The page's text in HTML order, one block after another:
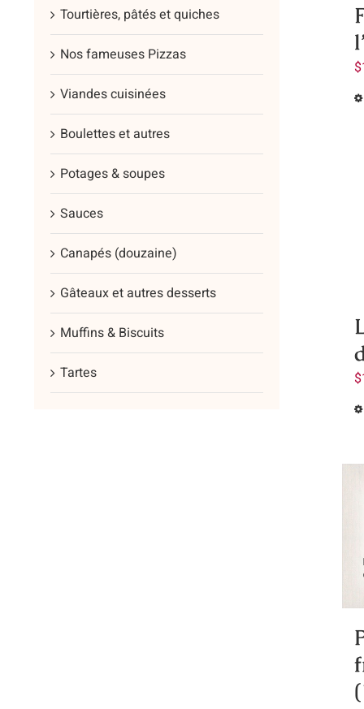
$
$
Tourtières, pâtés et quiches
Nos fameuses Pizzas
Viandes cuisinées
Boulettes et autres
Potages & soupes
Sauces
Canapés (douzaine)
Gâteaux et autres desserts
Muffins & Biscuits
Tartes